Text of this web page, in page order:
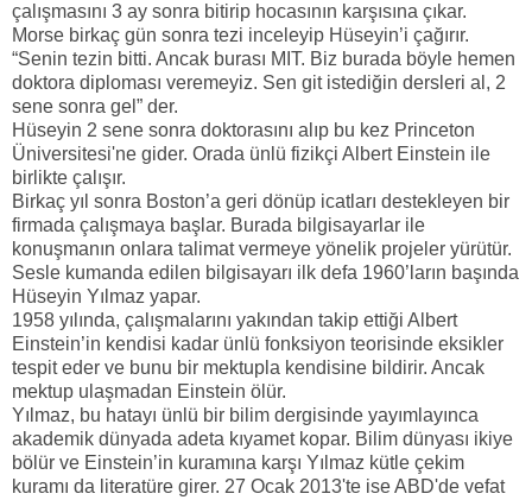
çalışmasını 3 ay sonra bitirip hocasının karşısına çıkar.
Morse birkaç gün sonra tezi inceleyip Hüseyin’i çağırır.
“Senin tezin bitti. Ancak burası MIT. Biz burada böyle hemen
doktora diploması veremeyiz. Sen git istediğin dersleri al, 2
sene sonra gel” der.
Hüseyin 2 sene sonra doktorasını alıp bu kez Princeton
Üniversitesi'ne gider. Orada ünlü fizikçi Albert Einstein ile
birlikte çalışır.
Birkaç yıl sonra Boston’a geri dönüp icatları destekleyen bir
firmada çalışmaya başlar. Burada bilgisayarlar ile
konuşmanın onlara talimat vermeye yönelik projeler yürütür.
Sesle kumanda edilen bilgisayarı ilk defa 1960’ların başında
Hüseyin Yılmaz yapar.
1958 yılında, çalışmalarını yakından takip ettiği Albert
Einstein’in kendisi kadar ünlü fonksiyon teorisinde eksikler
tespit eder ve bunu bir mektupla kendisine bildirir. Ancak
mektup ulaşmadan Einstein ölür.
Yılmaz, bu hatayı ünlü bir bilim dergisinde yayımlayınca
akademik dünyada adeta kıyamet kopar. Bilim dünyası ikiye
bölür ve Einstein’in kuramına karşı Yılmaz kütle çekim
kuramı da literatüre girer. 27 Ocak 2013'te ise ABD'de vefat